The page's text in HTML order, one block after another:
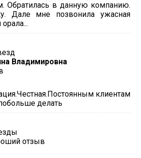
Обратилась в данную компанию.
Дале мне позвонила ужасная
Владимировна
клиентам
делать